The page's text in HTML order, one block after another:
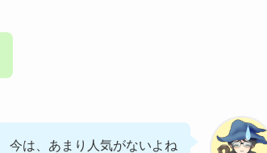
今は、あまり人気がないよね